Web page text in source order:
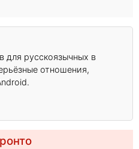
для русскоязычных в
отношения,